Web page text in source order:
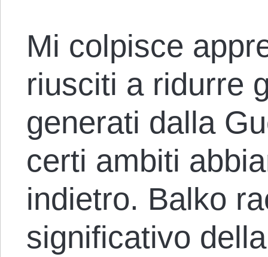
Mi colpisce
riusciti a ridurre
generati dalla
certi ambiti
indietro. Balko
significativo